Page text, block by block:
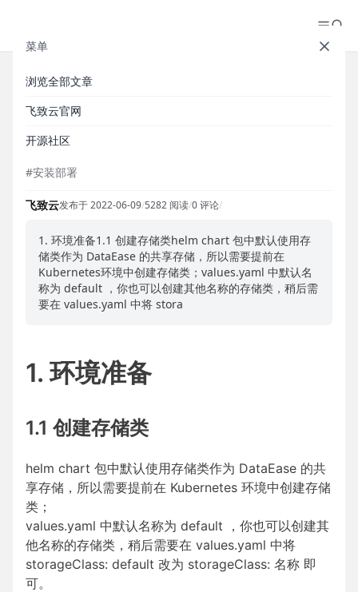
菜单
浏览全部文章
飞致云官网
开源社区
【安装部署】使用 Helm 在 K8S
环境部署 DataEase（精简模式）
#安装部署
飞致云发布于 2022-06-09/5282 阅读/0 评论/
1. 环境准备1.1 创建存储类helm chart 包中默认使用存
储类作为 DataEase 的共享存储，所以需要提前在
Kubernetes环境中创建存储类；values.yaml 中默认名
称为 default ，你也可以创建其他名称的存储类，稍后需
要在 values.yaml 中将 stora
1. 环境准备
1.1 创建存储类
helm chart 包中默认使用存储类作为 DataEase 的共
享存储，所以需要提前在 Kubernetes 环境中创建存储
类；
values.yaml 中默认名称为 default ，你也可以创建其
他名称的存储类，稍后需要在 values.yaml 中将
storageClass: default 改为 storageClass: 名称 即
可。